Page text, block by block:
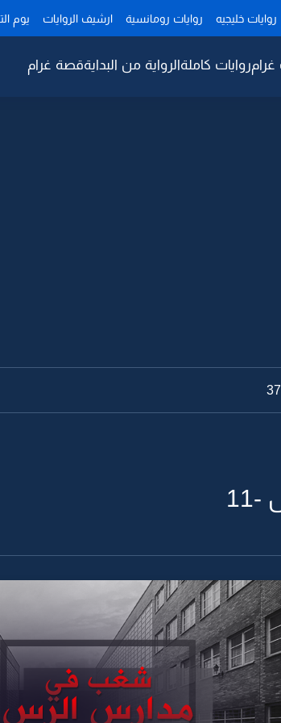
روايات خليجيه روايات رومانسية ارشيف الروايات يوم
غرامروايات كاملةالرواية من البدايةقصة غرام